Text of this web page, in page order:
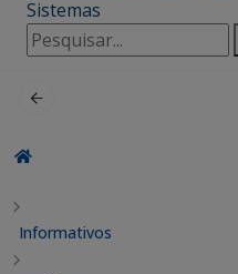
Sistemas
Pesquisar
por:
Informativos